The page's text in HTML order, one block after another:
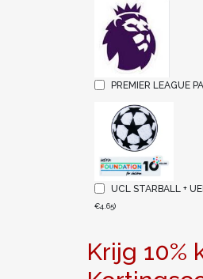
PREMIER LEAGUE
UCL STARBALL +
€4.65)
Krijg 10%